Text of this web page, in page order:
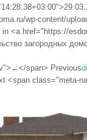
wp-content/
<a href="https://
загородных
span> Previous
<span class="meta-